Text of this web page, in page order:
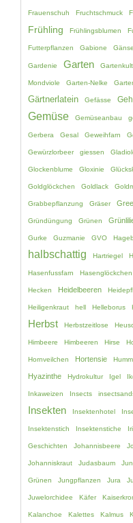
Frauenschuh Fruchtschmuck
Frühling Frühlingsblumen
Futterpflanzen Gabione
Gardenie Garten
Mondviole Garten-Nelke
Gärtnerlatein Gefässe
Gemüse Gemüseanbau
Gerbera Gesal Geweihfarn
Gewürzlorbeer giessen
Glockenblume Gloxinie
Goldglöckchen Goldlack
Grabbepflanzung Gräser
Gründüngung Grünen
Gurke Guzmanie GVO
halbschattig Hartriegel
Hasenfussfarn Hasenglöckchen
Hecken Heidelbeeren
Heiligenkraut hell Helleborus
Herbst Herbstzeitlose
Himbeere Himbeeren Hirse
Hornveilchen Hortensie
Hyazinthe Hydrokultur Igel
Inkaweizen Insects
Insekten Insektenhotel
Insektenstich Insektenstiche
Geschichten Johannisbeere
Johanniskraut Judasbaum
Grünen Jungpflanzen Jura
Juwelorchidee Käfer
Kalanchoe Kalettes Kalmus